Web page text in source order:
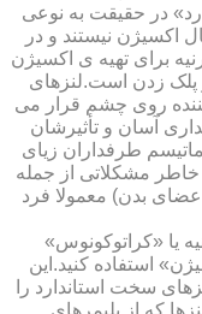
در حقیقت به نوعی
اکسیژن نیستند و در
برای تهیه ی اکسیژن
پلک زدن است.لنزهای
روی چشم قرار می
آسان و تأثیرشان
طرفداران زیای
خاطر مشکلاتی از جمله
بدن) معمولا فرد
یا «کراتوکونوس»
استفاده کنید.این
سخت استاندارد را
که از پلیمرهای